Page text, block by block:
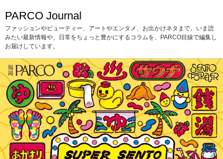
PARCO Journal
ファッションやビューティー、アートやエンタメ、お出かけネタまで。いま読
みたい最新情報や、日常をちょっと豊かにするコラムを、PARCO目線で編集し
お届けしています。